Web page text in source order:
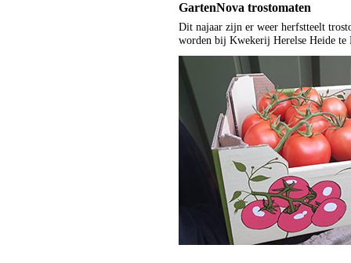
GartenNova trostomaten
Dit najaar zijn er weer herfstteelt
worden bij Kwekerij Herelse Heide te